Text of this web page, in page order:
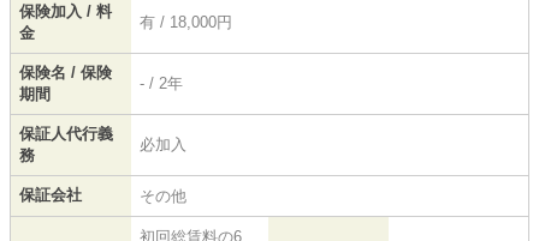
保険加入 / 料
金
有 / 18,000円
保険名 / 保険
期間
- / 2年
保証人代行義
務
必加入
保証会社 その他
初回総賃料の6